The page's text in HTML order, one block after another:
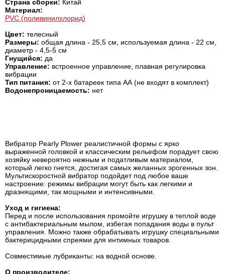
Страна сборки: Китай
Материал:
PVC (поливинилхлорид)
Цвет: телесный
Размеры: общая длина - 25,5 см, используемая длина - 22 см,
диаметр - 4,5-5 см
Гнущийся: да
Управление: встроенное управление, плавная регулировка
вибрации
Тип питания: от 2-х батареек типа АА (не входят в комплект)
Водонепроницаемость: нет
Вибратор Pearly Plower реалистичной формы с ярко
выраженной головкой и классическим рельефом порадует свою
хозяйку невероятно нежным и податливым материалом,
который легко гнется, достигая самых желанных эрогенных зон.
Мультискоростной вибратор подойдет под любое ваше
настроение: режимы вибрации могут быть как легкими и
дразнящими, так мощными и интенсивными.
Уход и гигиена:
Перед и после использования промойте игрушку в теплой воде
с антибактериальным мылом, избегая попадания воды в пульт
управления. Можно также обрабатывать игрушку специальными
бактерицидными спреями для интимных товаров.
Совместимые лубриканты: на водной основе.
О производителе: